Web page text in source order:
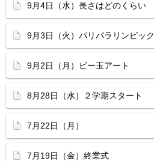
9月4日（水）長さはどのくらい
9月3日（火）パリパラリンピック
9月2日（月）ビー玉アート
8月28日（水）２学期スタート
7月22日（月）
7月19日（金）終業式